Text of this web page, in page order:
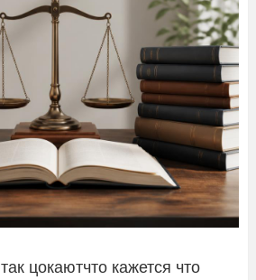
цокаютчто кажется что